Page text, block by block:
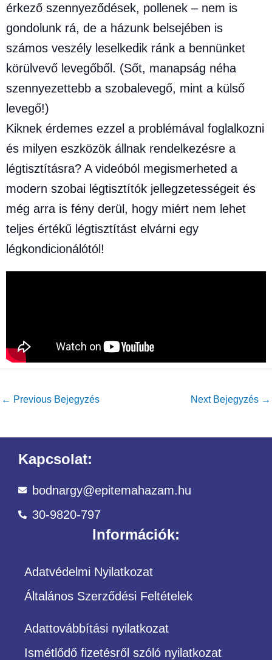
érkező szennyeződések, pollenek – nem is
gondolunk rá, de a házunk belsejében is
számos veszély leselkedik ránk a bennünket
körülvevő levegőből. (Sőt, manapság néha
szennyezettebb a szobalevegő, mint a külső
levegő!)
Kiknek érdemes ezzel a problémával foglalkozni
és milyen eszközök állnak rendelkezésre a
légtisztításra? A videóból megismerheted a
modern szobai légtisztítók jellegzetességeit és
még arra is fény derül, hogy miért nem lehet
teljes értékű légtisztítást elvárni egy
légkondicionálótól!
← Previous Bejegyzés Next Bejegyzés →
Kapcsolat:
bodnargy@epitemahazam.hu
30-9820-797
Információk:
Adatvédelmi Nyilatkozat
Általános Szerződési Feltételek
Adattovábbítási nyilatkozat
Ismétlődő fizetésről szóló nyilatkozat